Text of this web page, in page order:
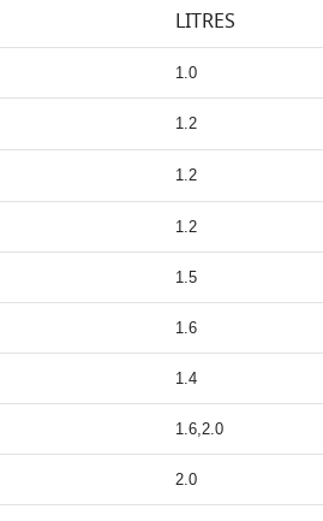
LITRES
1.0
1.2
1.2
1.2
1.5
1.6
1.4
1.6,2.0
2.0